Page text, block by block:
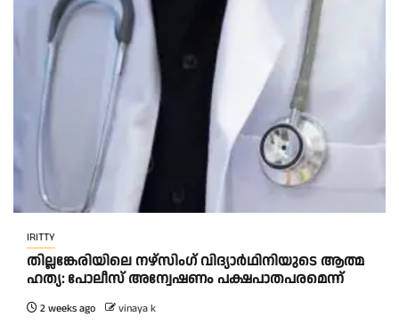
IRITTY
തി​ല്ല​ങ്കേ​രി​യി​ലെ ന​ഴ്‌​സിം​ഗ് വി​ദ്യാ​ർ​ഥി​നി​യു​ടെ ആ​ത്മ​
ഹ​ത്യ: പോ​ലീ​സ് അ​ന്വേ​ഷ​ണം പ​ക്ഷ​പാ​ത​പ​ര​മെ​ന്ന്
2 weeks ago vinaya k